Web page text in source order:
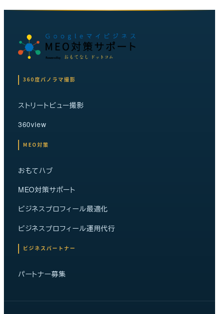
360度パノラマ撮影
ストリートビュー撮影
360view
MEO対策
おもてハブ
MEO対策サポート
ビジネスプロフィール最適化
ビジネスプロフィール運用代行
ビジネスパートナー
パートナー募集